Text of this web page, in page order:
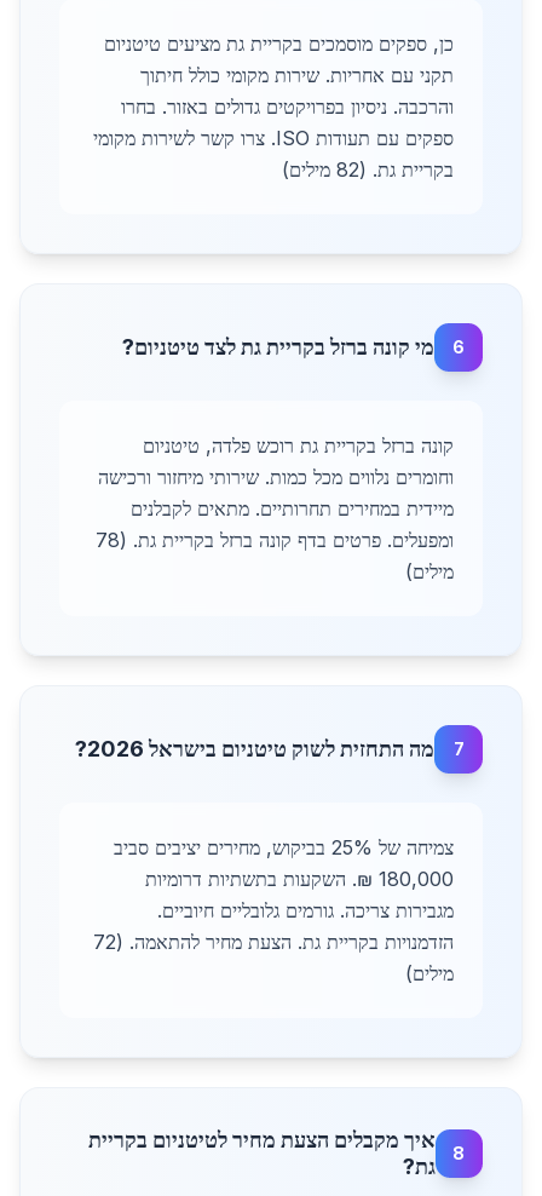
כן, ספקים מוסמכים בקריית גת מציעים טיטניום
תקני עם אחריות. שירות מקומי כולל חיתוך
והרכבה. ניסיון בפרויקטים גדולים באזור. בחרו
ספקים עם תעודות ISO. צרו קשר לשירות מקומי
בקריית גת. (82 מילים)
6 מי קונה ברזל בקריית גת לצד טיטניום?
קונה ברזל בקריית גת רוכש פלדה, טיטניום
וחומרים נלווים מכל כמות. שירותי מיחזור ורכישה
מיידית במחירים תחרותיים. מתאים לקבלנים
ומפעלים. פרטים בדף קונה ברזל בקריית גת. (78
מילים)
7 מה התחזית לשוק טיטניום בישראל 2026?
צמיחה של 25% בביקוש, מחירים יציבים סביב
180,000 ₪. השקעות בתשתיות דרומיות
מגבירות צריכה. גורמים גלובליים חיוביים.
הזדמנויות בקריית גת. הצעת מחיר להתאמה. (72
מילים)
8
איך מקבלים הצעת מחיר לטיטניום בקריית
גת?